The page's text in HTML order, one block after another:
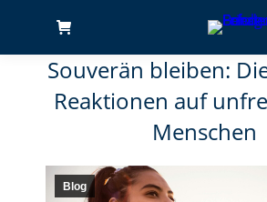
Souverän bleiben:
Reaktionen auf
Menschen
Blog